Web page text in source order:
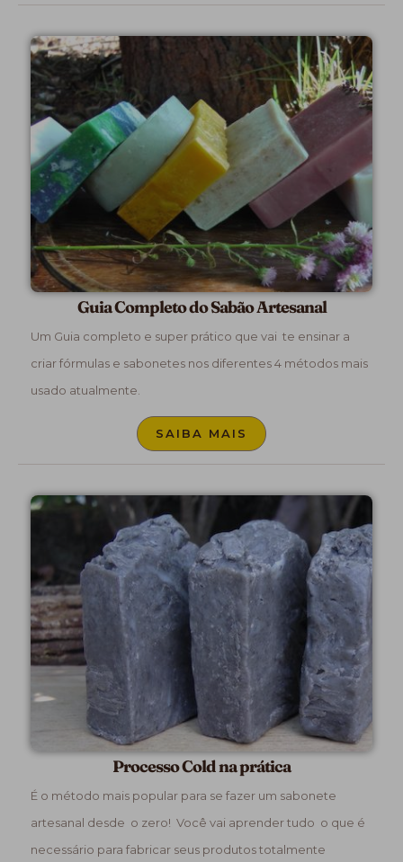
Guia Completo do Sabão Artesanal
Um Guia completo e super prático que vai te ensinar a
criar fórmulas e sabonetes nos diferentes 4 métodos mais
usado atualmente.
SAIBA MAIS
Processo Cold na prática
É o método mais popular para se fazer um sabonete
artesanal desde o zero! Você vai aprender tudo o que é
necessário para fabricar seus produtos totalmente